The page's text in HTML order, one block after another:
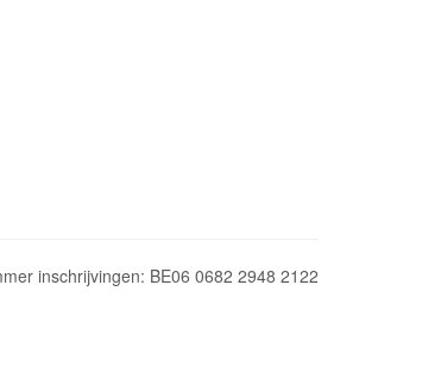
inschrijvingen: BE06 0682 2948 2122